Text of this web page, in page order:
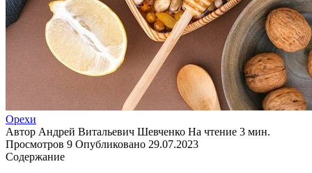
Орехи
Автор Андрей Витальевич Шевченко На чтение 3 мин.
Просмотров 9 Опубликовано 29.07.2023
Содержание